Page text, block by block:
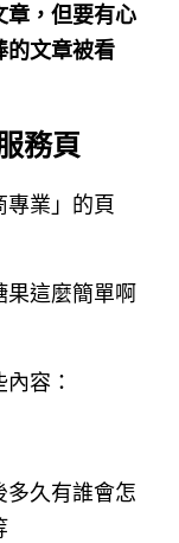
章，但要有心
的文章被看
務頁
專業」的頁
果這麼簡單啊
容：
多久有誰會怎